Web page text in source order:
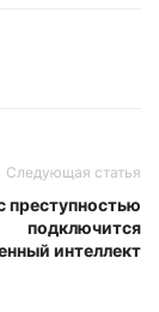
Следующая статья
преступностью
подключится
интеллект